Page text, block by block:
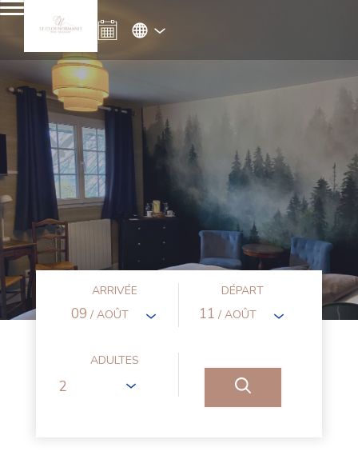
ARRIVÉE
09 / AOÛT
DÉPART
11 / AOÛT
ADULTES